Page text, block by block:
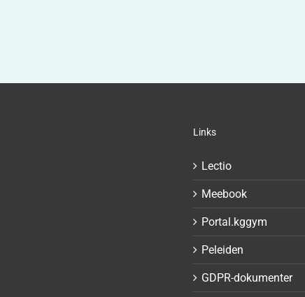
Links
Lectio
Meebook
Portal.kggym
Peleiden
GDPR-dokumenter